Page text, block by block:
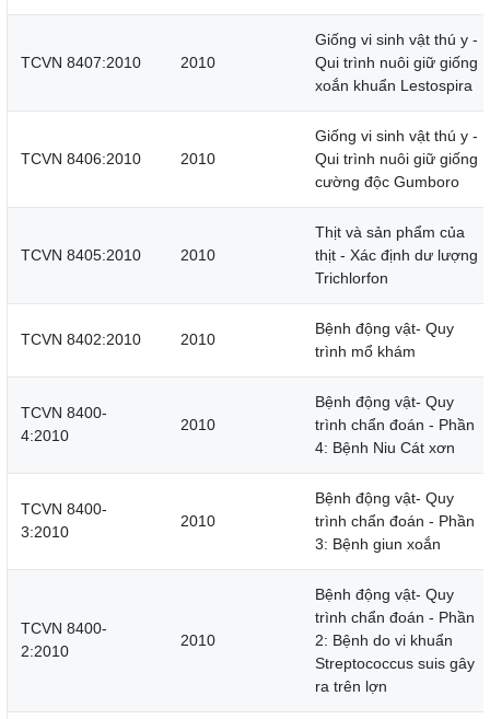
TCVN 8407:2010 2010
Giống vi sinh vật thú y -
Qui trình nuôi giữ giống
xoắn khuẩn Lestospira
TCVN 8406:2010 2010
Giống vi sinh vật thú y -
Qui trình nuôi giữ giống
cường độc Gumboro
TCVN 8405:2010 2010
Thịt và sản phẩm của
thịt - Xác định dư lượng
Trichlorfon
TCVN 8402:2010 2010
Bệnh động vật- Quy
trình mổ khám
TCVN 8400-
4:2010
2010
Bệnh động vật- Quy
trình chẩn đoán - Phần
4: Bệnh Niu Cát xơn
TCVN 8400-
3:2010
2010
Bệnh động vật- Quy
trình chẩn đoán - Phần
3: Bệnh giun xoắn
TCVN 8400-
2:2010
2010
Bệnh động vật- Quy
trình chẩn đoán - Phần
2: Bệnh do vi khuẩn
Streptococcus suis gây
ra trên lợn